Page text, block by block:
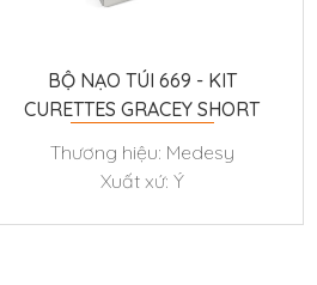
BỘ NẠO TÚI 669 - KIT
CURETTES GRACEY SHORT
Thương hiệu: Medesy
Xuất xứ: Ý